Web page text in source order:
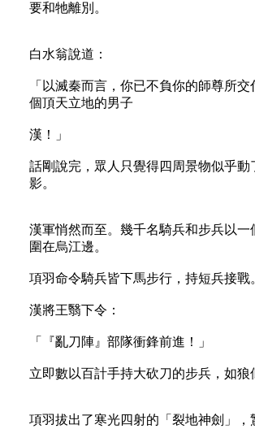
要和牠離別。
白水翁說道：
「以滅秦而言，你已不負你的師尊所
個頂天立地的男子
漢！」
話剛說完，眾人只覺得四周景物似乎
影。
漢軍悄然而至。幾千名騎兵和步兵以
圍在烏江邊。
項羽命令騎兵皆下馬步行，持短兵接戰
漢將王翳下令：
「『亂刀陣』部隊衝鋒前進！」
立即數以百計手持大砍刀的步兵，如
項羽拔出了寒光四射的「裂地神劍」